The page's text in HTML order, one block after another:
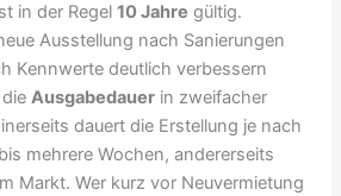
in der Regel10 Jahre gültig.
Ausstellung nach Sanierungen
Kennwerte deutlich verbessern
dieAusgabedauer in zweifacher
dauert die Erstellung je nach
mehrere Wochen, andererseits
Markt. Wer kurz vor Neuvermietung